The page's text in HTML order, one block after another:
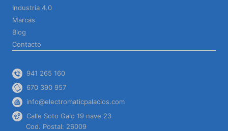
Industria 4.0
Marcas
Blog
Contacto
941 265 160
670 390 957
info@electromaticpalacios.com
Calle Soto Galo 19 nave 23
Cod. Postal: 26009